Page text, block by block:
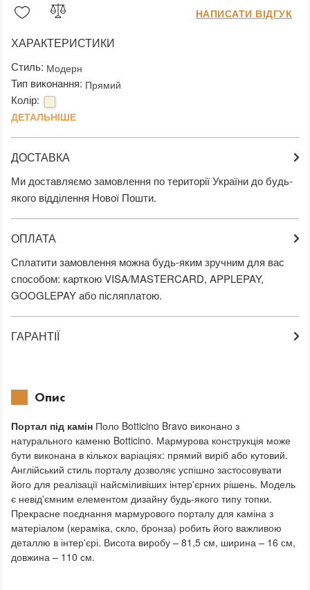
ХАРАКТЕРИСТИКИ
Стиль: Модерн
Тип виконання: Прямий
Колір:
ДЕТАЛЬНІШЕ
ДОСТАВКА
Ми доставляємо замовлення по території України до будь-
якого відділення Нової Пошти.
ОПЛАТА
Сплатити замовлення можна будь-яким зручним для вас
способом: карткою VISA/MASTERCARD, APPLEPAY,
GOOGLEPAY або післяплатою.
ГАРАНТІЇ
НАПИСАТИ ВІДГУК
Опис
Портал під камін Поло Botticino Bravo виконано з
натурального каменю Botticino. Мармурова конструкція може
бути виконана в кількох варіаціях: прямий виріб або кутовий.
Англійський стиль порталу дозволяє успішно застосовувати
його для реалізації найсміливіших інтер'єрних рішень. Модель
є невід'ємним елементом дизайну будь-якого типу топки.
Прекрасне поєднання мармурового порталу для каміна з
матеріалом (кераміка, скло, бронза) робить його важливою
деталлю в інтер'єрі. Висота виробу – 81,5 см, ширина – 16 см,
довжина – 110 см.